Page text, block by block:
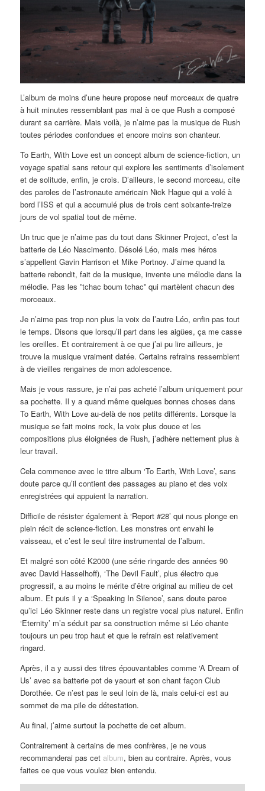
L’album de moins d’une heure propose neuf morceaux de quatre
à huit minutes ressemblant pas mal à ce que Rush a composé
durant sa carrière. Mais voilà, je n’aime pas la musique de Rush
toutes périodes confondues et encore moins son chanteur.
To Earth, With Love est un concept album de science-fiction, un
voyage spatial sans retour qui explore les sentiments d’isolement
et de solitude, enfin, je crois. D’ailleurs, le second morceau, cite
des paroles de l’astronaute américain Nick Hague qui a volé à
bord l’ISS et qui a accumulé plus de trois cent soixante-treize
jours de vol spatial tout de même.
Un truc que je n’aime pas du tout dans Skinner Project, c’est la
batterie de Léo Nascimento. Désolé Léo, mais mes héros
s’appellent Gavin Harrison et Mike Portnoy. J’aime quand la
batterie rebondit, fait de la musique, invente une mélodie dans la
mélodie. Pas les ”tchac boum tchac” qui martèlent chacun des
morceaux.
Je n’aime pas trop non plus la voix de l’autre Léo, enfin pas tout
le temps. Disons que lorsqu’il part dans les aigües, ça me casse
les oreilles. Et contrairement à ce que j’ai pu lire ailleurs, je
trouve la musique vraiment datée. Certains refrains ressemblent
à de vieilles rengaines de mon adolescence.
Mais je vous rassure, je n’ai pas acheté l’album uniquement pour
sa pochette. Il y a quand même quelques bonnes choses dans
To Earth, With Love au-delà de nos petits différents. Lorsque la
musique se fait moins rock, la voix plus douce et les
compositions plus éloignées de Rush, j’adhère nettement plus à
leur travail.
Cela commence avec le titre album ‘To Earth, With Love’, sans
doute parce qu’il contient des passages au piano et des voix
enregistrées qui appuient la narration.
Difficile de résister également à ‘Report #28’ qui nous plonge en
plein récit de science-fiction. Les monstres ont envahi le
vaisseau, et c’est le seul titre instrumental de l’album.
Et malgré son côté K2000 (une série ringarde des années 90
avec David Hasselhoff), ‘The Devil Fault’, plus électro que
progressif, a au moins le mérite d’être original au milieu de cet
album. Et puis il y a ‘Speaking In Silence’, sans doute parce
qu’ici Léo Skinner reste dans un registre vocal plus naturel. Enfin
‘Eternity’ m’a séduit par sa construction même si Léo chante
toujours un peu trop haut et que le refrain est relativement
ringard.
Après, il a y aussi des titres épouvantables comme ‘A Dream of
Us’ avec sa batterie pot de yaourt et son chant façon Club
Dorothée. Ce n’est pas le seul loin de là, mais celui-ci est au
sommet de ma pile de détestation.
Au final, j’aime surtout la pochette de cet album.
Contrairement à certains de mes confrères, je ne vous
recommanderai pas cetalbum, bien au contraire. Après, vous
faites ce que vous voulez bien entendu.